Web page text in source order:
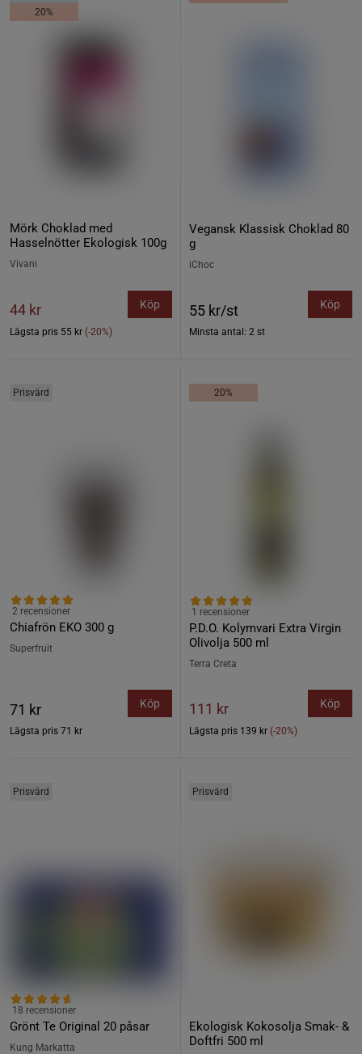
20%
Mörk Choklad med
Hasselnötter Ekologisk 100g
Vivani
44 kr
Lägsta pris 55 kr (-20%)
Köp
Vegansk Klassisk Choklad 80
g
iChoc
55 kr/st
Minsta antal: 2 st
Köp
Prisvärd
Chiafrön EKO 300 g
2 recensioner
Superfruit
71 kr
Lägsta pris 71 kr
Köp
20%
P.D.O. Kolymvari Extra Virgin
Olivolja 500 ml
1 recensioner
Terra Creta
111 kr
Lägsta pris 139 kr (-20%)
Köp
Prisvärd
Grönt Te Original 20 påsar
18 recensioner
Kung Markatta
Prisvärd
Ekologisk Kokosolja Smak- &
Doftfri 500 ml